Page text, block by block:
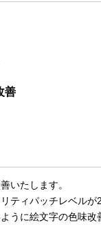
善
いたします。
ティパッチレベルが
うに絵文字の色味改